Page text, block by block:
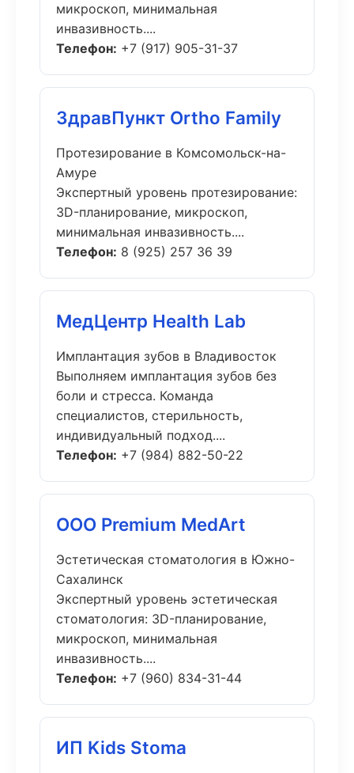
микроскоп, минимальная
инвазивность....
Телефон: +7 (917) 905-31-37
ЗдравПункт Ortho Family
Протезирование в Комсомольск-на-
Амуре
Экспертный уровень протезирование:
3D-планирование, микроскоп,
минимальная инвазивность....
Телефон: 8 (925) 257 36 39
МедЦентр Health Lab
Имплантация зубов в Владивосток
Выполняем имплантация зубов без
боли и стресса. Команда
специалистов, стерильность,
индивидуальный подход....
Телефон: +7 (984) 882-50-22
ООО Premium MedArt
Эстетическая стоматология в Южно-
Сахалинск
Экспертный уровень эстетическая
стоматология: 3D-планирование,
микроскоп, минимальная
инвазивность....
Телефон: +7 (960) 834-31-44
ИП Kids Stoma